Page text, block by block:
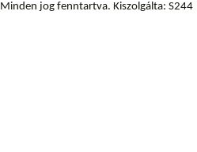
Minden jog fenntartva. Kiszolgálta: S244